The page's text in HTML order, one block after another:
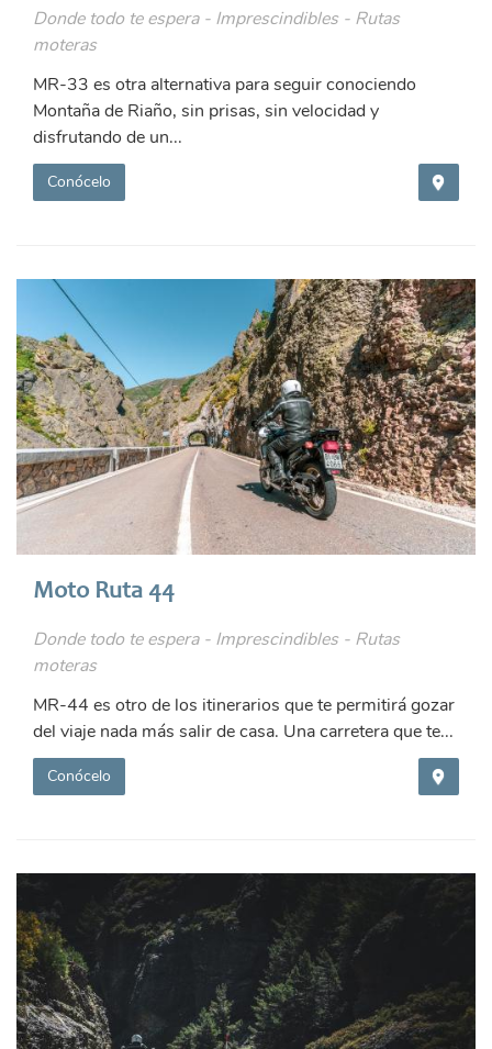
Donde todo te espera - Imprescindibles - Rutas
moteras
MR-33 es otra alternativa para seguir conociendo
Montaña de Riaño, sin prisas, sin velocidad y
disfrutando de un...
Conócelo
Moto Ruta 44
Donde todo te espera - Imprescindibles - Rutas
moteras
MR-44 es otro de los itinerarios que te permitirá gozar
del viaje nada más salir de casa. Una carretera que te...
Conócelo